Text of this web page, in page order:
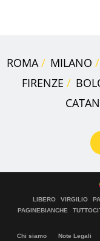
ROMA MILANO
FIRENZE
LIBERO VIRGILIO
PAGINEBIANCHE
Chi siamo Note Legali